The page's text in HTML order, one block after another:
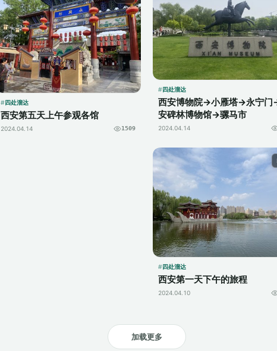
四处溜达
西安博物院→小雁塔→永宁
安碑林博物馆→骡马市
2024.04.14
四处溜达
西安第五天上午参观各馆
2024.04.14 1509
四处溜达
西安第一天下午的旅程
2024.04.10
加载更多